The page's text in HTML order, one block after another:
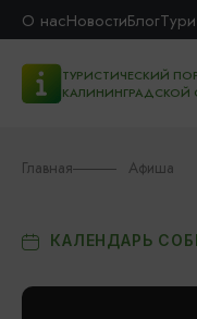
О насНовостиБлог
ТУРИСТИЧЕСКИЙ
КАЛИНИНГРАДСКОЙ
Главная Афиша
КАЛЕНДАРЬ